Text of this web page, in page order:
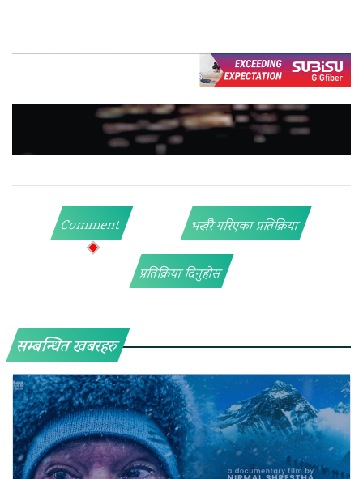
Comment भर्खरै गरिएका प्रतिक्रिया
प्रतिक्रिया दिनुहोस
सम्बन्धित खबरहरु